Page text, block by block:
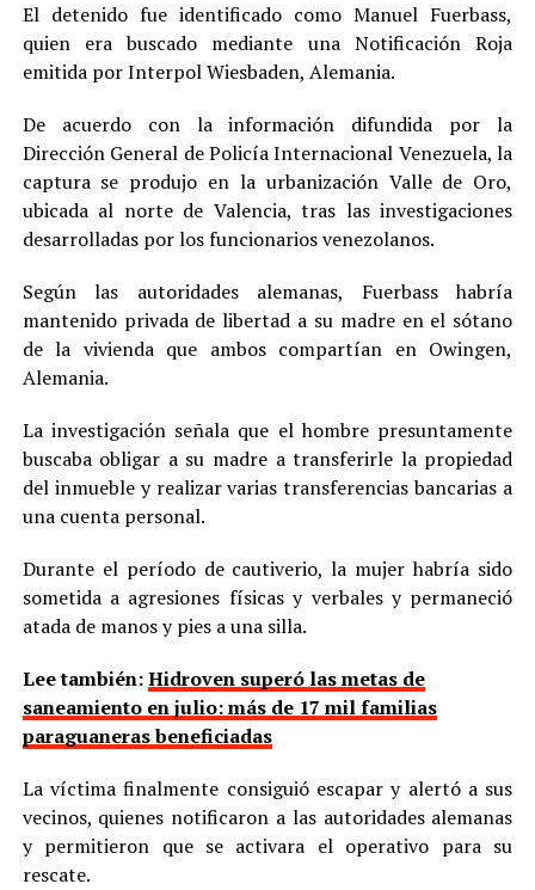
El detenido fue identificado como Manuel Fuerbass,
quien era buscado mediante una Notificación Roja
emitida por Interpol Wiesbaden, Alemania.
De acuerdo con la información difundida por la
Dirección General de Policía Internacional Venezuela, la
captura se produjo en la urbanización Valle de Oro,
ubicada al norte de Valencia, tras las investigaciones
desarrolladas por los funcionarios venezolanos.
Según las autoridades alemanas, Fuerbass habría
mantenido privada de libertad a su madre en el sótano
de la vivienda que ambos compartían en Owingen,
Alemania.
La investigación señala que el hombre presuntamente
buscaba obligar a su madre a transferirle la propiedad
del inmueble y realizar varias transferencias bancarias a
una cuenta personal.
Durante el período de cautiverio, la mujer habría sido
sometida a agresiones físicas y verbales y permaneció
atada de manos y pies a una silla.
Lee también:Hidroven superó las metas de
saneamiento en julio: más de 17 mil familias
paraguaneras beneficiadas
La víctima finalmente consiguió escapar y alertó a sus
vecinos, quienes notificaron a las autoridades alemanas
y permitieron que se activara el operativo para su
rescate.